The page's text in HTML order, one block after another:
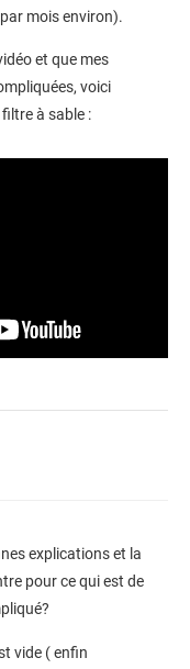
mois environ).
et que mes
voici
à sable :
explications et la
pour ce qui est de
vide ( enfin